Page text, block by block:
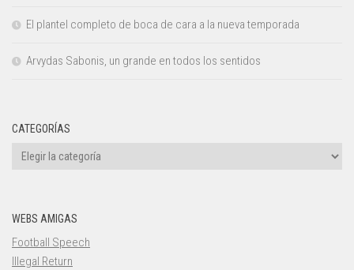
El plantel completo de boca de cara a la nueva temporada
Arvydas Sabonis, un grande en todos los sentidos
CATEGORÍAS
Categorías
WEBS AMIGAS
Football Speech
Illegal Return